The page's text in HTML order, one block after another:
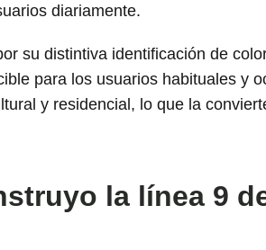
diariamente.
su distintiva identificación de
para los usuarios habituales y
y residencial, lo que la
la línea 9